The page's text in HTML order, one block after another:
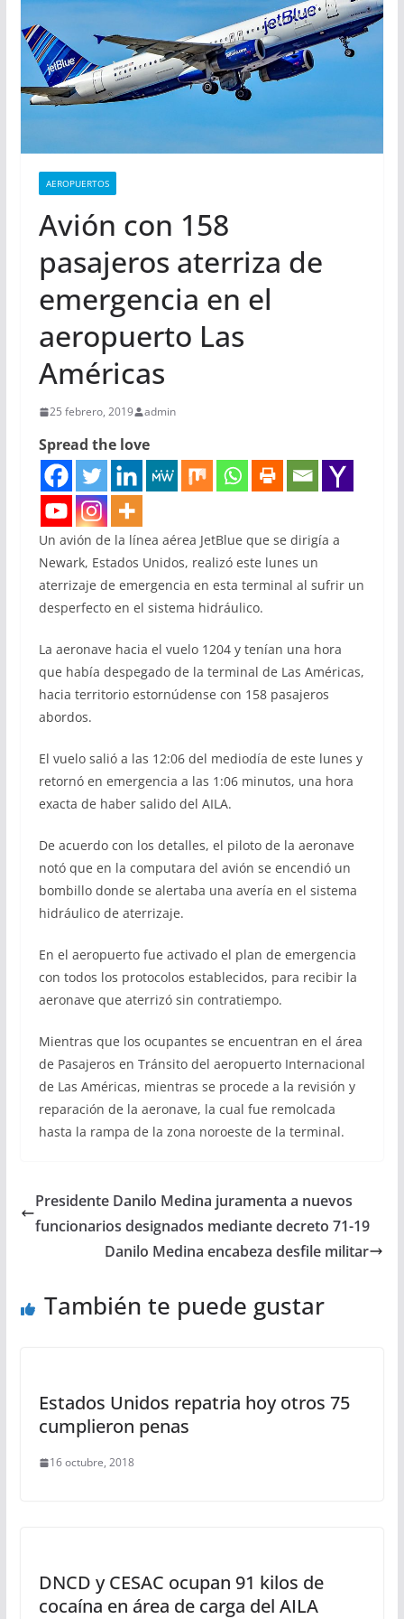
AEROPUERTOS
Avión con 158
pasajeros aterriza de
emergencia en el
aeropuerto Las
Américas
25 febrero, 2019 admin
Spread the love
Un avión de la línea aérea JetBlue que se dirigía a
Newark, Estados Unidos, realizó este lunes un
aterrizaje de emergencia en esta terminal al sufrir un
desperfecto en el sistema hidráulico.
La aeronave hacia el vuelo 1204 y tenían una hora
que había despegado de la terminal de Las Américas,
hacia territorio estornúdense con 158 pasajeros
abordos.
El vuelo salió a las 12:06 del mediodía de este lunes y
retornó en emergencia a las 1:06 minutos, una hora
exacta de haber salido del AILA.
De acuerdo con los detalles, el piloto de la aeronave
notó que en la computara del avión se encendió un
bombillo donde se alertaba una avería en el sistema
hidráulico de aterrizaje.
En el aeropuerto fue activado el plan de emergencia
con todos los protocolos establecidos, para recibir la
aeronave que aterrizó sin contratiempo.
Mientras que los ocupantes se encuentran en el área
de Pasajeros en Tránsito del aeropuerto Internacional
de Las Américas, mientras se procede a la revisión y
reparación de la aeronave, la cual fue remolcada
hasta la rampa de la zona noroeste de la terminal.
Presidente Danilo Medina juramenta a nuevos
funcionarios designados mediante decreto 71-19
Danilo Medina encabeza desfile militar
También te puede gustar
Estados Unidos repatria hoy otros 75
cumplieron penas
16 octubre, 2018
DNCD y CESAC ocupan 91 kilos de
cocaína en área de carga del AILA